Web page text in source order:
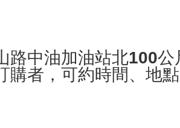
路中油加油站北100公
購者，可約時間、地